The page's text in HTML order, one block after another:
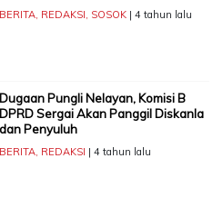
BERITA, REDAKSI, SOSOK| 4 tahun lalu
Dugaan Pungli Nelayan, Komisi B
DPRD Sergai Akan Panggil Diskanla
dan Penyuluh
BERITA, REDAKSI | 4 tahun lalu